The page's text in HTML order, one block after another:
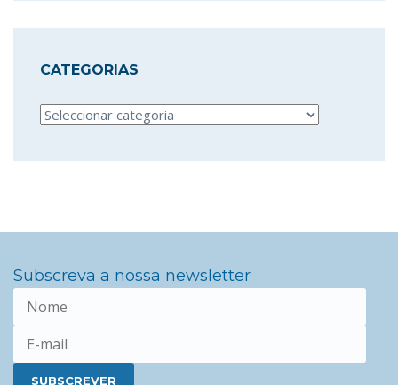
CATEGORIAS
Categorias
Subscreva a nossa newsletter